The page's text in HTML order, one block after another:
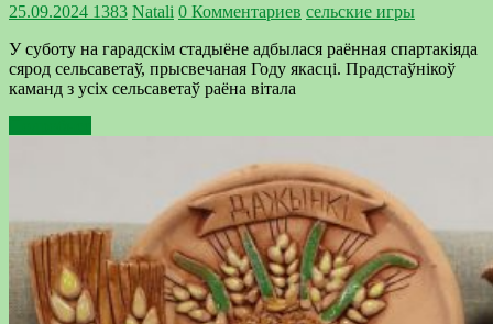
25.09.2024 1383 Natali 0 Комментариев сельские игры
У суботу на гарадскім стадыёне адбылася раённая спартакіяда
сярод сельсаветаў, прысвечаная Году якасці. Прадстаўнікоў
каманд з усіх сельсаветаў раёна вітала